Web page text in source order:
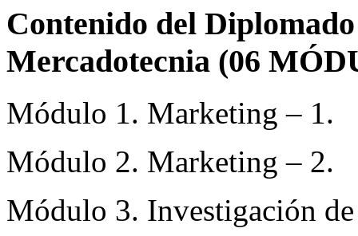
Contenido del
Mercadotecnia (06
Módulo 1. Marketing – 1.
Módulo 2. Marketing – 2.
Módulo 3. Investigación de